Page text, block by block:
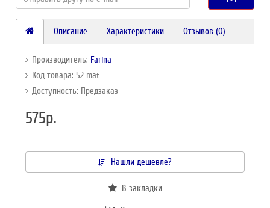
Описание Характеристики Отзывов (0)
Производитель: Farina
Код товара: 52 mat
Доступность: Предзаказ
575р.
Нашли дешевле?
В закладки